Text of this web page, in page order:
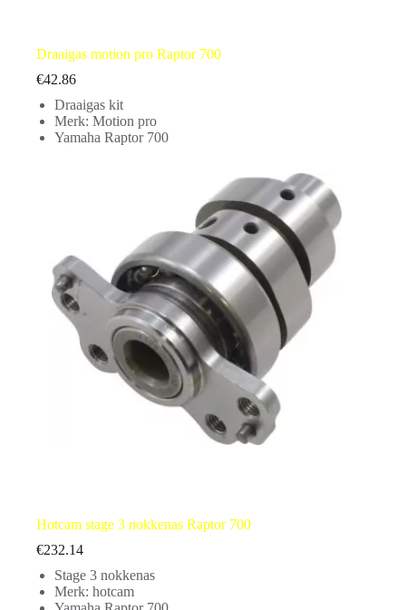
Draaigas motion pro Raptor 700
€42.86
Draaigas kit
Merk: Motion pro
Yamaha Raptor 700
Hotcam stage 3 nokkenas Raptor 700
€232.14
Stage 3 nokkenas
Merk: hotcam